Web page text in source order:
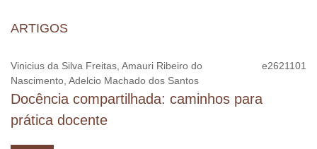
literatura.
Trata-se de um periódico de acesso aberto
, cujo conteúdo
pode ser lido, baixado gratuitamente e reproduzido,
respeitadas as normas padrão de referência a artigos
científicos, de acordo com a
4.0. Os autores retêm integralmente os direitos autorais
ARTIGOS
Vinicius da Silva Freitas, Amauri Ribeiro do
Nascimento, Adelcio Machado dos Santos
e2621101
Docência compartilhada: caminhos para
prática docente